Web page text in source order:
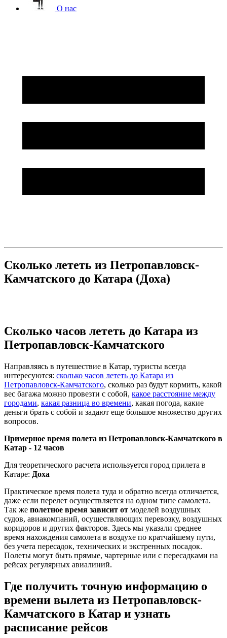
О нас
Сколько лететь из Петропавловск-
Камчатского до Катара (Доха)
Сколько часов лететь до Катара из
Петропавловск-Камчатского
Направляясь в путешествие в Катар, туристы всегда
интересуются: сколько часов лететь до Катара из
Петропавловск-Камчатского, сколько раз будут кормить, какой
вес багажа можно провезти с собой, какое расстояние между
городами, какая разница во времени, какая погода, какие
деньги брать с собой и задают еще большое множество других
вопросов.
Примерное время полета из Петропавловск-Камчатского в
Катар - 12 часов
Для теоретического расчета используется город прилета в
Катаре: Доха
Практическое время полета туда и обратно всегда отличается,
даже если перелет осуществляется на одном типе самолета.
Так же полетное время зависит от моделей воздушных
судов, авиакомпаний, осуществляющих перевозку, воздушных
коридоров и других факторов. Здесь мы указали среднее
время нахождения самолета в воздухе по кратчайшему пути,
без учета пересадок, технических и экстренных посадок.
Полеты могут быть прямые, чартерные или с пересадками на
рейсах регулярных авиалиний.
Где получить точную информацию о
времени вылета из Петропавловск-
Камчатского в Катар и узнать
расписание рейсов